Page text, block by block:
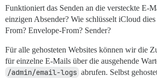
Funktioniert das Senden an die versteckte E-
einzigen Absender? Wie schlüsselt iCloud
From? Envelope-From? Sender?
Für alle gehosteten Websites können wir die
für einzelne E-Mails über die ausgehende
/admin/email-logs abrufen. Selbst